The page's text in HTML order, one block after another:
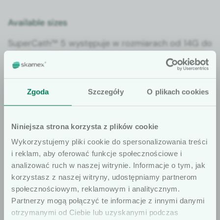
Zgoda Szczegóły O plikach cookies
Niniejsza strona korzysta z plików cookie
Wykorzystujemy pliki cookie do spersonalizowania treści
i reklam, aby oferować funkcje społecznościowe i
analizować ruch w naszej witrynie. Informacje o tym, jak
korzystasz z naszej witryny, udostępniamy partnerom
społecznościowym, reklamowym i analitycznym.
Partnerzy mogą połączyć te informacje z innymi danymi
otrzymanymi od Ciebie lub uzyskanymi podczas
Available sizes
Super­Cath™ 5 wys­tępu­je w rozmi­arach od 14G do
26G. Dzię­ki temu moż­na go stosować w wielu
obszarach klin­icznych, od inten­sy­wnej ter­apii po
odd­zi­ały pedi­atryczne. Sze­ro­ki wybór rozmi­arów
zwięk­sza elasty­czność pra­cy i pozwala dobrać
cewnik do konkret­nej sytu­acji klin­icznej.
Man­u­fac­
tur­er:
Szanowni użytkown­i­cy
Infor­mu­je­my, że prezen­towane artykuły